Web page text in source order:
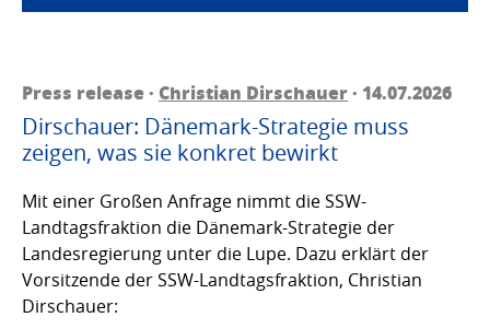
Press release · Christian Dirschauer· 14.07.2026
Dirschauer: Dänemark-Strategie muss
zeigen, was sie konkret bewirkt
Mit einer Großen Anfrage nimmt die SSW-
Landtagsfraktion die Dänemark-Strategie der
Landesregierung unter die Lupe. Dazu erklärt der
Vorsitzende der SSW-Landtagsfraktion, Christian
Dirschauer: